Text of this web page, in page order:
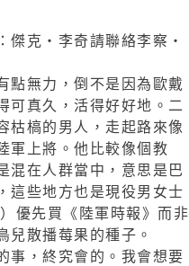
傑克‧李奇請聯絡李察‧
點無力，倒不是因為歐戴
可真久，活得好好地。二
枯槁的男人，走起路來像
軍上將。他比較像個教
混在人群當中，意思是巴
這些地方也是現役男女士
優先買《陸軍時報》而非
兒散播莓果的種子。
事，終究會的。我會想要